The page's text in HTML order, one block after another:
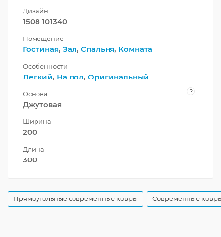
Дизайн
1508 101340
Помещение
Гостиная, Зал, Спальня, Комната
Особенности
Легкий, На пол, Оригинальный
Основа ?
Джутовая
Ширина
200
Длина
300
Прямоугольные современные ковры Современные